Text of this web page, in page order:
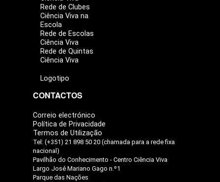
Rede de Clubes
Ciência Viva na
Escola
Rede de Escolas
Ciência Viva
Rede de Quintas
Ciência Viva
Logotipo
CONTACTOS
Correio electrónico
Política de Privacidade
Termos de Utilização
Tel: (+351) 21 898 50 20 (chamada para a rede fixa
nacional)
Pavilhão do Conhecimento - Centro Ciência Viva
Largo José Mariano Gago n.º1
Parque das Nações